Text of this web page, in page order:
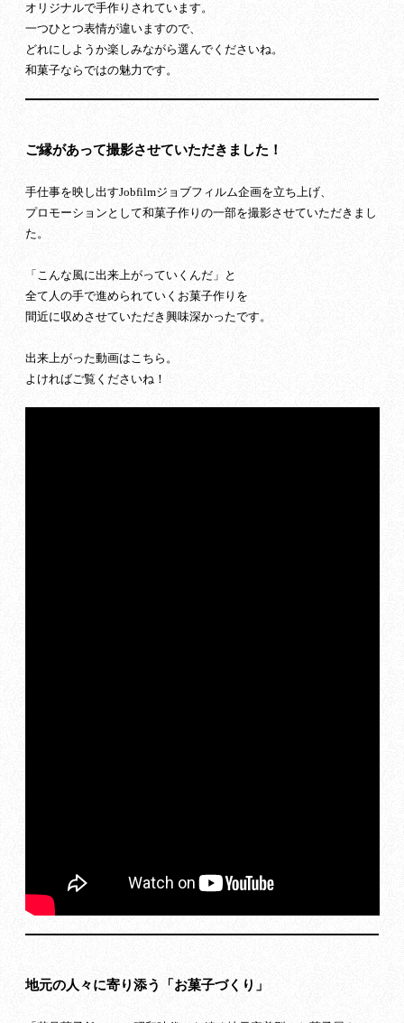
オリジナルで手作りされています。
一つひとつ表情が違いますので、
どれにしようか楽しみながら選んでくださいね。
和菓子ならではの魅力です。
ご縁があって撮影させていただきました！
手仕事を映し出すJobfilmジョブフィルム企画を立ち上げ、
プロモーションとして和菓子作りの一部を撮影させていただきまし
た。
「こんな風に出来上がっていくんだ」と
全て人の手で進められていくお菓子作りを
間近に収めさせていただき興味深かったです。
出来上がった動画はこちら。
よければご覧くださいね！
地元の人々に寄り添う「お菓子づくり」